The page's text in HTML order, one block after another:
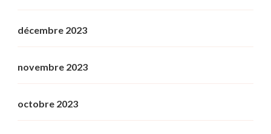
décembre 2023
novembre 2023
octobre 2023